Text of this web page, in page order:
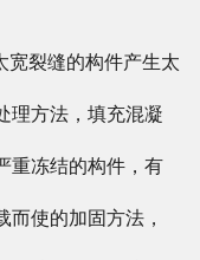
裂缝的构件产生太
理方法，填充混凝
重冻结的构件，有
使的加固方法，